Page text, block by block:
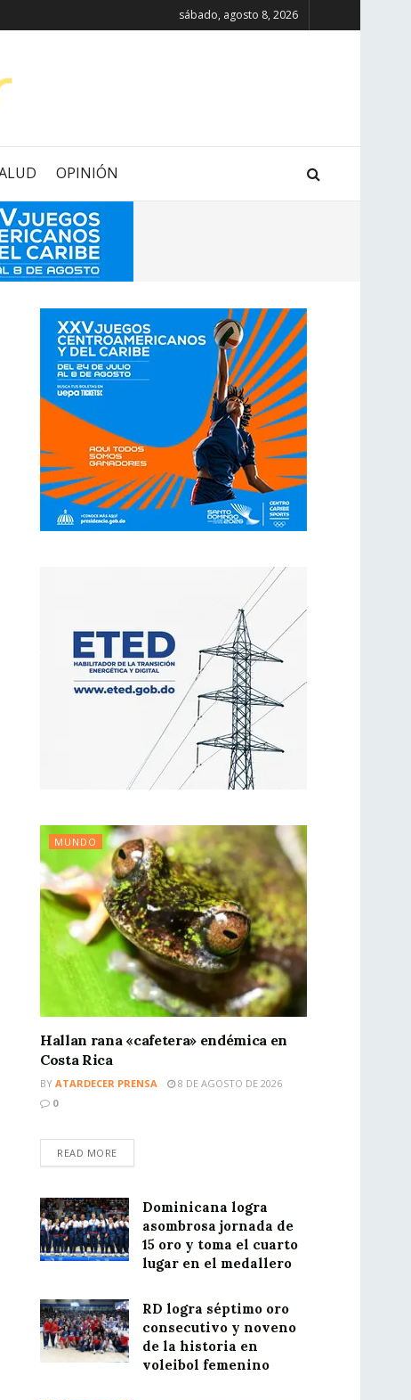
sábado, agosto 8, 2026
OPINIÓN
MUNDO
Hallan rana «cafetera» endémica en
Costa Rica
BY ATARDECER PRENSA
8 DE AGOSTO DE 2026
0
READ MORE
Dominicana logra
asombrosa jornada de
15 oro y toma el cuarto
lugar en el medallero
RD logra séptimo oro
consecutivo y noveno
de la historia en
voleibol femenino